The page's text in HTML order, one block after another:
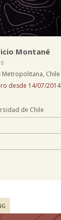
Montané
Metropolitana, Chile
desde 14/07/2014
de Chile